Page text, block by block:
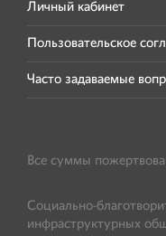
Личный кабинет
Пользовательское
Часто задаваемые
Все суммы
Социально-
инфраструктурных